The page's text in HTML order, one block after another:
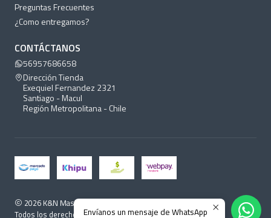
Preguntas Frecuentes
¿Como entregamos?
CONTÁCTANOS
56957686658
Dirección Tienda
Exequiel Fernandez 2321
Santiago - Macul
Región Metropolitana - Chile
2026 K&N Mascotas.
Todos los derechos reservados. Desarrollado por Jumpseller
Envíanos un mensaje de WhatsApp